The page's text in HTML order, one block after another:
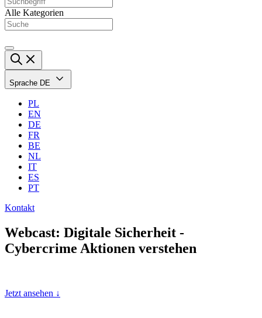
Alle Kategorien
Sprache DE
PL
EN
DE
FR
BE
NL
IT
ES
PT
Kontakt
Webcast: Digitale Sicherheit -
Cybercrime Aktionen verstehen
Jetzt ansehen ↓